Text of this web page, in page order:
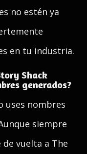
no estén ya
en tu industria.
Shack
generados?
uses nombres
siempre
vuelta a The